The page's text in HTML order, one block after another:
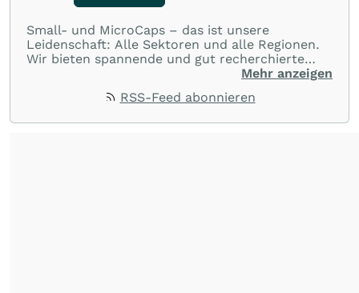
Small- und MicroCaps – das ist unsere
Leidenschaft: Alle Sektoren und alle Regionen.
Wir bieten spannende und gut recherchierte
Einblicke in branchen- und marktbezogene
umfangreiche Erfahrungen in der Branche und
Mehr anzeigen
RSS-Feed abonnieren